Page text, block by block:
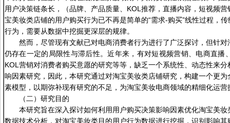
用户决策链条长，（品牌、产品质量、KOL推荐，直播内容，短视频
宝美妆类店铺的用户购买行为已不再是简单的“需求-购买”线性过程，
行为，需要从数据中挖掘更深层的规律。
然而，尽管现有文献已对电商消费者行为进行了广泛探讨，但针
仍存在一定的局限性与滞后性。近年来，有对短视频营销、电商直播
KOL营销对消费者购买意愿的研究等等，缺乏一个系统性、动态性来
响因素研究，因此，本研究通过对淘宝美妆类店铺研究，构建一个更
素模型，以期弥补现有研究的不足，为淘宝美妆电商领域的精细化运
（二）研究目的
本研究旨在深入探讨如何利用用户购买决策影响因素优化淘宝美
数据技术分析，对淘宝美妆类目的用户行为数据进行挖掘，识别影响